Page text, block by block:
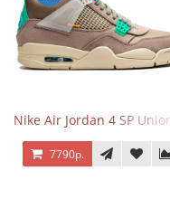
Nike Air Jordan 4 SP
7790р.